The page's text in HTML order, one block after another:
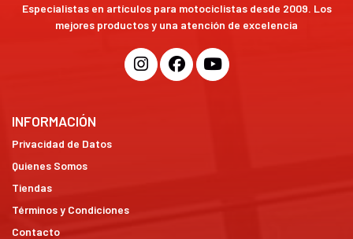
Especialistas en artículos para motociclistas desde 2009. Los
mejores productos y una atención de excelencia
INFORMACIÓN
Privacidad de Datos
Quienes Somos
Tiendas
Términos y Condiciones
Contacto